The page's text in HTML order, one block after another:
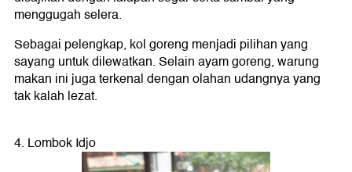
menggugah selera.
Sebagai pelengkap, kol goreng menjadi pilihan yang
sayang untuk dilewatkan. Selain ayam goreng, warung
makan ini juga terkenal dengan olahan udangnya yang
tak kalah lezat.
4. Lombok Idjo